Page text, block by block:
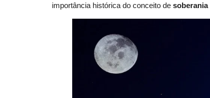
importância histórica do conceito de soberania